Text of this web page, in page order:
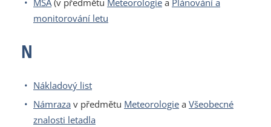
monitorování letu
N
Nákladový list
Námraza v předmětu Meteorologie a Všeobecné
znalosti letadla